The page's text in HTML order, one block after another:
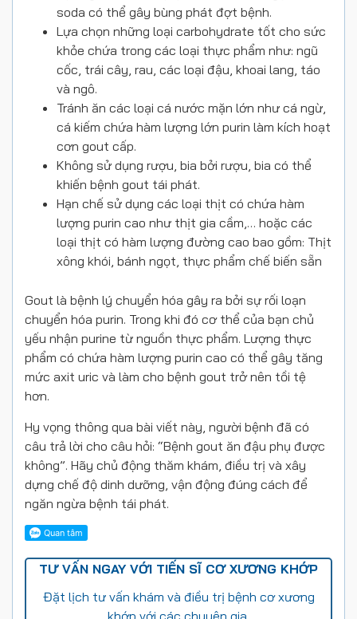
soda có thể gây bùng phát đợt bệnh.
Lựa chọn những loại carbohydrate tốt cho sức
khỏe chứa trong các loại thực phẩm như: ngũ
cốc, trái cây, rau, các loại đậu, khoai lang, táo
và ngô.
Tránh ăn các loại cá nước mặn lớn như cá ngừ,
cá kiếm chứa hàm lượng lớn purin làm kích hoạt
cơn gout cấp.
Không sử dụng rượu, bia bởi rượu, bia có thể
khiến bệnh gout tái phát.
Hạn chế sử dụng các loại thịt có chứa hàm
lượng purin cao như thịt gia cầm,… hoặc các
loại thịt có hàm lượng đường cao bao gồm: Thịt
xông khói, bánh ngọt, thực phẩm chế biến sẵn
Gout là bệnh lý chuyển hóa gây ra bởi sự rối loạn
chuyển hóa purin. Trong khi đó cơ thể của bạn chủ
yếu nhận purine từ nguồn thực phẩm. Lượng thực
phẩm có chứa hàm lượng purin cao có thể gây tăng
mức axit uric và làm cho bệnh gout trở nên tồi tệ
hơn.
Hy vọng thông qua bài viết này, người bệnh đã có
câu trả lời cho câu hỏi: “Bệnh gout ăn đậu phụ được
không”. Hãy chủ động thăm khám, điều trị và xây
dựng chế độ dinh dưỡng, vận động đúng cách để
ngăn ngừa bệnh tái phát.
TƯ VẤN NGAY VỚI TIẾN SĨ CƠ XƯƠNG KHỚP
Đặt lịch tư vấn khám và điều trị bệnh cơ xương
khớp với các chuyên gia.